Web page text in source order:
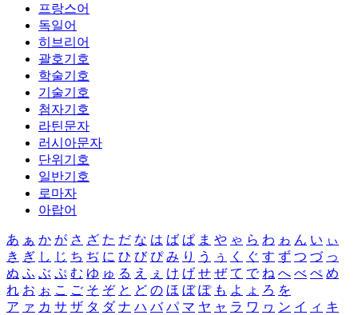
프랑스어
독일어
히브리어
괄호기호
학술기호
기술기호
첨자기호
라틴문자
러시아문자
단위기호
일반기호
로마자
아랍어
あ ぁ か が さ ざ た だ な は ば ぱ ま や ゃ ら わ ゎ ん い ぃ
き ぎ し じ ち ぢ に ひ び ぴ み り う ぅ く ぐ す ず つ づ っ
ぬ ふ ぶ ぷ む ゆ ゅ る え ぇ け げ せ ぜ て で ね へ べ ぺ め
れ お ぉ こ ご そ ぞ と ど の ほ ぼ ぽ も よ ょ ろ を
ア ァ カ サ ザ タ ダ ナ ハ バ パ マ ヤ ャ ラ ワ ヮ ン イ ィ キ